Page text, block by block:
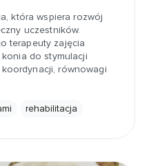
która wspiera rozwój
uczestników.
terapeuty zajęcia
do stymulacji
równowagi
rehabilitacja